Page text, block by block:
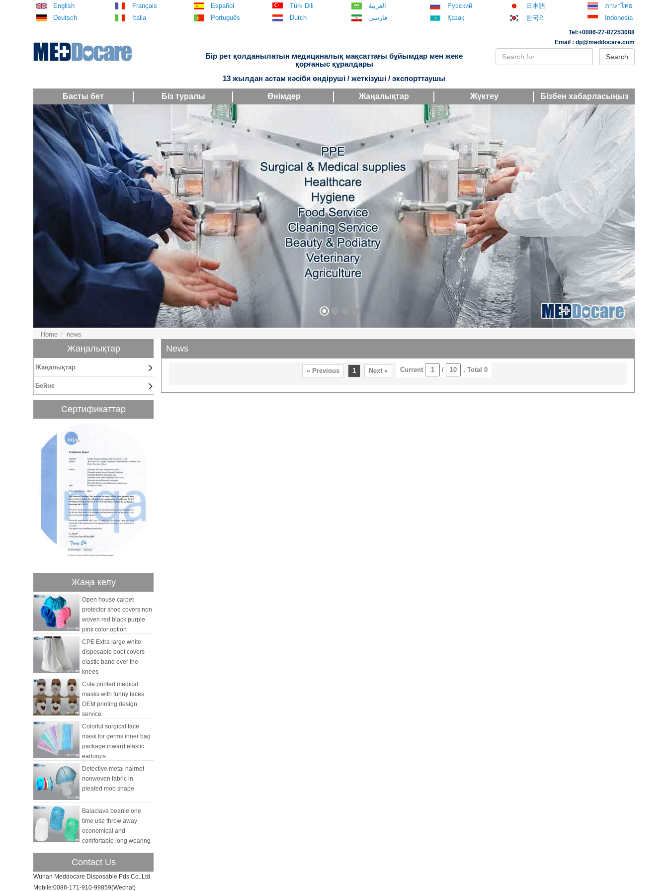
English Français Español Türk Dili العربية Русский 日本語
ภาษาไทย
Deutsch
Italia Português Dutch فارسی Қазақ 한국의 Indonesia
Бір рет қолданылатын медициналық мақсаттағы бұйымдар мен жеке
қорғаныс құралдары
13 жылдан астам кәсіби өндіруші / жеткізуші / экспорттаушы
Tel:+0086-27-87253088
Email : dp@meddocare.com
Search
Басты бет Біз туралы Өнімдер Жаңалықтар Жүктеу Бізбен хабарласыңыз
Home news
Жаңалықтар
Жаңалықтар
Бейне
Сертификаттар
Жаңа келу
Open house carpet
protector shoe covers non
woven red black purple
pink color option
CPE Extra large white
disposable boot covers
elastic band over the
knees
Cute printed medical
masks with funny faces
OEM printing design
service
Colorful surgical face
mask for germs inner bag
package inward elastic
earloops
Detective metal hairnet
nonwoven fabric in
pleated mob shape
Balaclava beanie one
time use throw away
economical and
comfortable long wearing
Contact Us
Wuhan Meddocare Disposable Pds Co.,Ltd.
Mobile:0086-171-910-99859(Wechat)
News
« Previous 1 Next » Current / ，Total 0